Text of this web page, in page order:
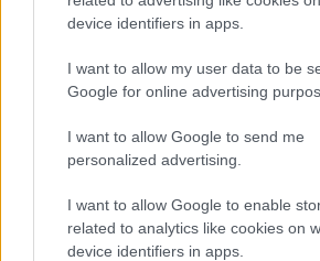
device identifiers in apps.
I want to allow my user data to be
Google for online advertising
I want to allow Google to send me
personalized advertising.
I want to allow Google to enable
related to analytics like cookies on
device identifiers in apps.
ψωμί του τοστ…Το
ΠΕΡΙΣΣΟΤΕΡΑ
εκλεκτικό στιλ με
αποχρώσεις στη